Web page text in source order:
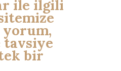
ile ilgili
yorum,
tavsiye
bir